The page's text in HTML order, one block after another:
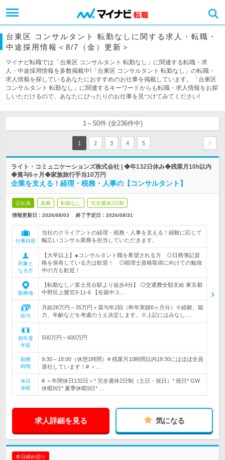
台東区 コンサルタント 転勤なしに関する求人・転職・
中途採用情報＜8/7（金）更新＞
マイナビ転職では「台東区 コンサルタント 転勤なし」に関連する転職・求
人・中途採用情報を多数掲載中!「台東区 コンサルタント 転勤なし」の転職・
求人情報を探しているあなたにおすすめのお仕事を掲載しています。「台東区
コンサルタント 転勤なし」に関連するキーワードからも転職・求人情報をお探
しいただけるので、あなたにぴったりのお仕事を見つけてみてください!
1～50件 (全236件中)
1 2 3 4 5
ライト・コミュニケーションズ株式会社 | ◆年132日休み◆残業月10h以内
◆賞与6ヶ月◆家族旅行手当10万円
企業を支える！経理・税務・人事の【コンサルタント】
正社員 急募 転勤なし 完全週休2日制
情報更新日：2026/08/03 終了予定日： 2026/08/31
仕事内容
当社のクライアントの経理・税務・人事を支える！経験に応じて
幅広いコンサル業務を担当していただきます。
対象と
なる方
【大卒以上】●コンサルタント職を希望される方 ◎日商簿記資
格を保有している方は歓迎！ ◎税理士資格取得に向けての勉強
中の方も歓迎！
勤務地
【転勤なし／富士見台駅より徒歩4分】 ◎交通費全額支給 東京都
中野区上鷺宮3-11-6 【在籍中ス…
給与
月給28万円～35万円＋賞与年2回（昨年実績6ヶ月分）※経験、能
力、年齢などを考慮のうえ決定します。※上記にはみなし…
初年度
年収
500万円～600万円
勤務
時間
9:30～18:00（休憩1時間）# 残業月10時間以内18:30にはほぼ全員
退社しています！# ＜…
休日
休暇
# ＜年間休日132日＞* 完全週休2日制（土日・祝日）* 祝日* GW
休暇9日* 夏季休暇9日* …
求人詳細を見る 気になる
本日締め切り